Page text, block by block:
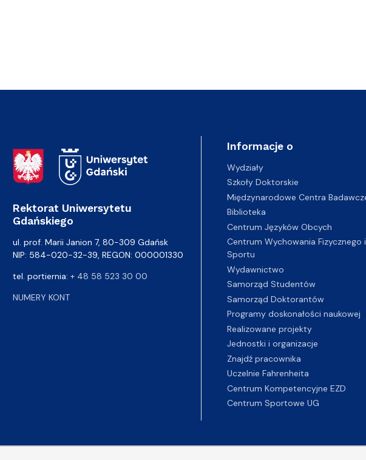
Adres Rektoratu
Rektorat Uniwersytetu
Gdańskiego
ul. prof. Marii Janion 7, 80-309 Gdańsk
NIP: 584-020-32-39, REGON: 000001330
tel. portiernia: + 48 58 523 30 00
NUMERY KONT
Informacje o
Wydziały
Szkoły Doktorskie
Międzynarodowe Centra
Biblioteka
Centrum Języków Obcych
Centrum Wychowania Fizycznego i
Sportu
Wydawnictwo
Samorząd Studentów
Samorząd Doktorantów
Programy doskonałości naukowej
Realizowane projekty
Jednostki i organizacje
Znajdź pracownika
Uczelnie Fahrenheita
Centrum Kompetencyjne EZD
Centrum Sportowe UG